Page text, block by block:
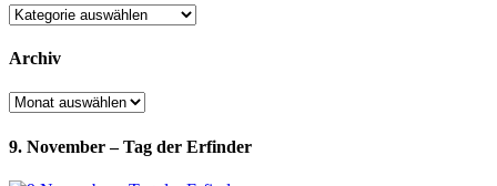
Kategorien
Archiv
Archiv
9. November – Tag der Erfinder